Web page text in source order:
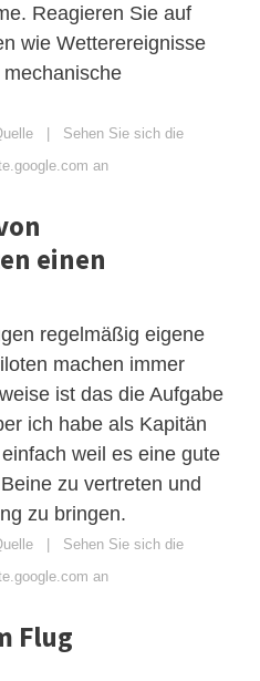
Reagieren Sie auf
wie Wetterereignisse
| Sehen Sie sich die
an
einen
regelmäßig eigene
machen immer
ist das die Aufgabe
ich habe als Kapitän
weil es eine gute
zu vertreten und
zu bringen.
| Sehen Sie sich die
an
Flug